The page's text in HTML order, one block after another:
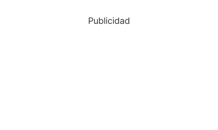
Publicidad